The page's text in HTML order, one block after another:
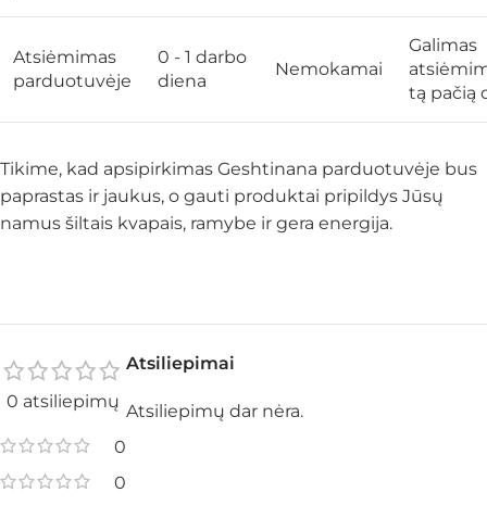
Atsiėmimas
parduotuvėje
0 - 1 darbo
diena
Nemokamai
Galimas
tą pačią
Tikime, kad apsipirkimas Geshtinana parduotuvėje bus
paprastas ir jaukus, o gauti produktai pripildys Jūsų
namus šiltais kvapais, ramybe ir gera energija.
0 atsiliepimų
0
0
Atsiliepimai
Atsiliepimų dar nėra.